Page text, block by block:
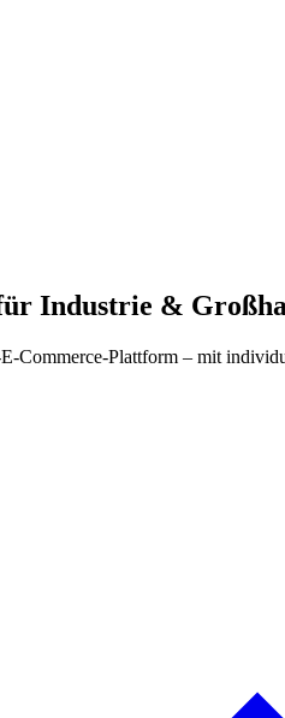
Industrie &
Plattform – mit